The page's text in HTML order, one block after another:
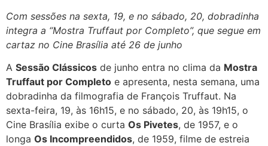
Com sessões na sexta, 19, e no sábado, 20, dobradinha
integra a “Mostra Truffaut por Completo”, que segue em
cartaz no Cine Brasília até 26 de junho
A Sessão Clássicos de junho entra no clima da Mostra
Truffaut por Completo e apresenta, nesta semana, uma
dobradinha da filmografia de François Truffaut. Na
sexta-feira, 19, às 16h15, e no sábado, 20, às 19h15, o
Cine Brasília exibe o curta Os Pivetes, de 1957, e o
longa Os Incompreendidos, de 1959, filme de estreia